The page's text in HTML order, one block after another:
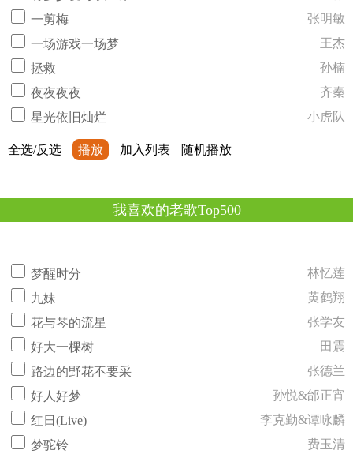
一剪梅
张明敏
一场游戏一场梦
王杰
拯救
孙楠
夜夜夜夜
齐秦
星光依旧灿烂
小虎队
全选/反选 播放 加入列表 随机播放
我喜欢的老歌Top500
梦醒时分
林忆莲
九妹
黄鹤翔
花与琴的流星
张学友
好大一棵树
田震
路边的野花不要采
张德兰
好人好梦
孙悦&邰正宵
红日(Live)
李克勤&谭咏麟
梦驼铃
费玉清